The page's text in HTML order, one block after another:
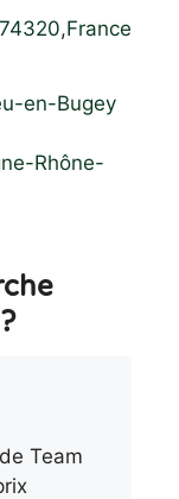
74320,France
en-Bugey
Rhône-
Team